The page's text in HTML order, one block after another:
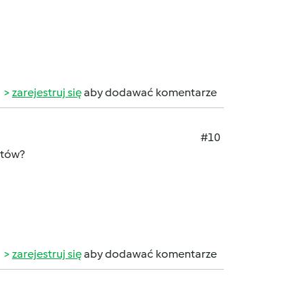
zarejestruj sięaby dodawać komentarze
#10
zarejestruj sięaby dodawać komentarze